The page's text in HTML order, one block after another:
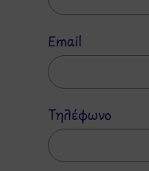
Email
Τηλέφωνο